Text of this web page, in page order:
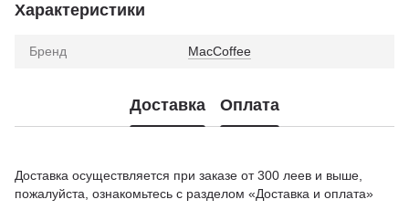
Характеристики
Бренд MacCoffee
Доставка Оплата
Доставка осуществляется при заказе от 300 леев и выше,
пожалуйста, ознакомьтесь с разделом «Доставка и оплата»